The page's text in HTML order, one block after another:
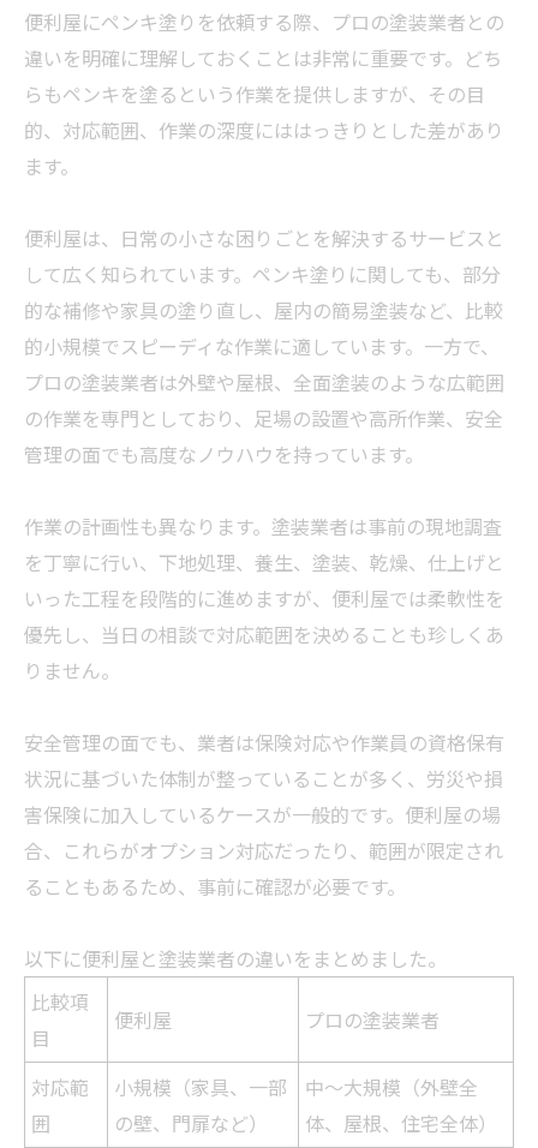
便利屋にペンキ塗りを依頼する際、プロの塗装業者との
違いを明確に理解しておくことは非常に重要です。どち
らもペンキを塗るという作業を提供しますが、その目
的、対応範囲、作業の深度にははっきりとした差があり
ます。
便利屋は、日常の小さな困りごとを解決するサービスと
して広く知られています。ペンキ塗りに関しても、部分
的な補修や家具の塗り直し、屋内の簡易塗装など、比較
的小規模でスピーディな作業に適しています。一方で、
プロの塗装業者は外壁や屋根、全面塗装のような広範囲
の作業を専門としており、足場の設置や高所作業、安全
管理の面でも高度なノウハウを持っています。
作業の計画性も異なります。塗装業者は事前の現地調査
を丁寧に行い、下地処理、養生、塗装、乾燥、仕上げと
いった工程を段階的に進めますが、便利屋では柔軟性を
優先し、当日の相談で対応範囲を決めることも珍しくあ
りません。
安全管理の面でも、 業者は保険対応や作業員の資格保有
状況に基づいた体制が整っていることが多く、労災や損
害保険に加入しているケースが一般的です。便利屋の場
合、これらがオプション対応だったり、範囲が限定され
ることもあるため、事前に確認が必要です。
以下に便利屋と塗装業者の違いをまとめました。
比較項
目
便利屋 プロの塗装業者
対応範
囲
小規模（家具、一部
の壁、門扉など）
中〜大規模（外壁全
体、屋根、住宅全体）